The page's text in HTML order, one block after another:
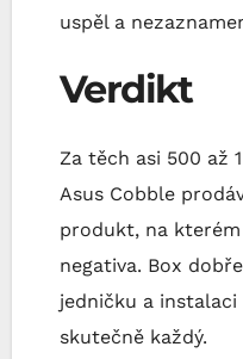
uspěl a
Verdikt
Za těch asi 500 až
Asus Cobble
produkt, na
negativa. Box
jedničku a
skutečně každý.